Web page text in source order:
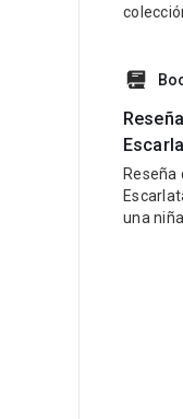
https://
Reseña
una